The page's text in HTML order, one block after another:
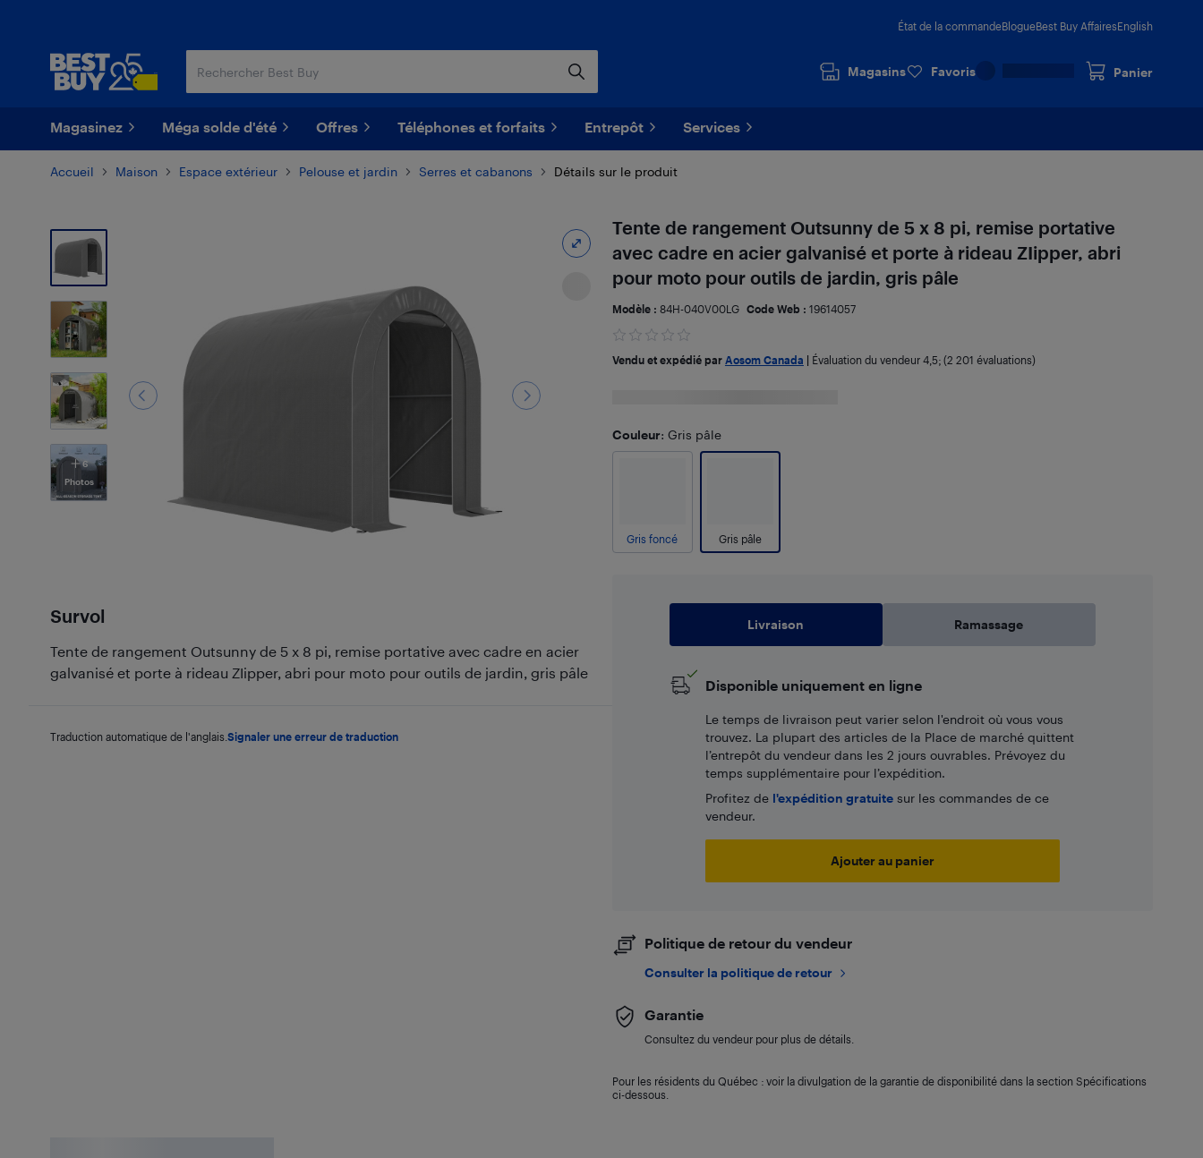
État de la commandeBlogueBest Buy AffairesEnglish
Magasins Favoris Panier
Magasinez Méga solde d'été Offres Téléphones et forfaits Entrepôt Services
Accueil Maison Espace extérieur Pelouse et jardin Serres et cabanons Détails sur le produit
6
Photos
Survol
Tente de rangement Outsunny de 5 x 8 pi, remise portative avec cadre en acier
galvanisé et porte à rideau ZIipper, abri pour moto pour outils de jardin, gris pâle
Traduction automatique de l'anglais. Signaler une erreur de traduction
Tente de rangement Outsunny de 5 x 8 pi, remise portative
avec cadre en acier galvanisé et porte à rideau ZIipper, abri
pour moto pour outils de jardin, gris pâle
Modèle : 84H-040V00LG Code Web : 19614057
Vendu et expédié par Aosom Canada Évaluation du vendeur 4,5; (2 201 évaluations)
Couleur: Gris pâle
Gris foncé Gris pâle
Livraison Ramassage
Disponible uniquement en ligne
Le temps de livraison peut varier selon l'endroit où vous vous
trouvez. La plupart des articles de la Place de marché quittent
l’entrepôt du vendeur dans les 2 jours ouvrables. Prévoyez du
temps supplémentaire pour l’expédition.
Profitez de l'expédition gratuitesur les commandes de ce
vendeur.
Ajouter au panier
Politique de retour du vendeur
Consulter la politique de retour
Garantie
Consultez du vendeur pour plus de détails.
Pour les résidents du Québec : voir la divulgation de la garantie de disponibilité dans la section Spécifications
ci-dessous.